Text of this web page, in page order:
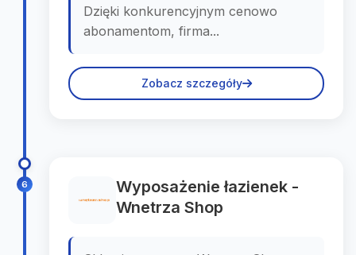
Dzięki konkurencyjnym cenowo
abonamentom, firma...
Zobacz szczegóły
6
Wyposażenie łazienek -
Wnetrza Shop